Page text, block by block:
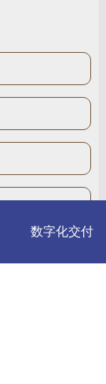
数字化交付